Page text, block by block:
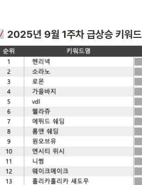
2025년 9월 1주차 급상승 키워드